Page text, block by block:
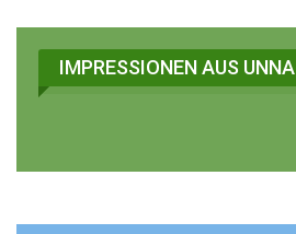
IMPRESSIONEN AUS UNNA